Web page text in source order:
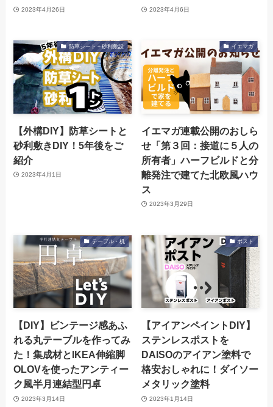
2023年4月26日 2023年4月6日
防草シート＋砂利敷設
【外構DIY】防草シートと
砂利敷きDIY！5年後をご
紹介
2023年4月1日
イエマガ
イエマガ連載公開のおしら
せ「第３回：接道に５人の
所有者」ハーフビルドと分
離発注で建てた北欧風ハウ
ス
2023年3月29日
テーブル・机
【DIY】ビンテージ感あふ
れる丸テーブルを作ってみ
た！集成材とIKEA伸縮脚
OLOVを使ったアンティー
ク風半月連結型円卓
2023年3月14日
ポスト
【アイアンペイントDIY】
ステンレスポストを
DAISOのアイアン塗料で
格安おしゃれに！ダイソー
メタリック塗料
2023年1月14日